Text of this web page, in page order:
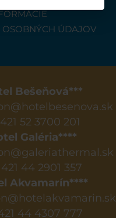
ÚDAJOV
Bešeňová***
52 3700 201
Galéria****
44 2901 357
Akvamarín****
44 4307 777